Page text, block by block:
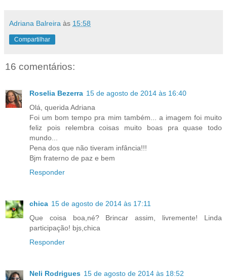
Adriana Balreira às 15:58
Compartilhar
16 comentários:
Roselia Bezerra 15 de agosto de 2014 às 16:40
Olá, querida Adriana
Foi um bom tempo pra mim também... a imagem foi muito
feliz pois relembra coisas muito boas pra quase todo
mundo...
Pena dos que não tiveram infância!!!
Bjm fraterno de paz e bem
Responder
chica 15 de agosto de 2014 às 17:11
Que coisa boa,né? Brincar assim, livremente! Linda
participação! bjs,chica
Responder
Neli Rodrigues 15 de agosto de 2014 às 18:52